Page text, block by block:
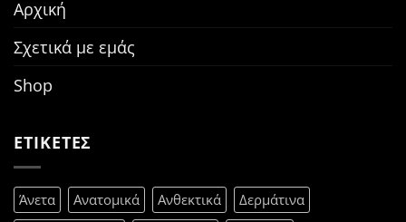
Αρχική
Σχετικά με εμάς
Shop
ΕΤΙΚΕΤΕΣ
Άνετα Ανατομικά Ανθεκτικά
Δερμάτινα